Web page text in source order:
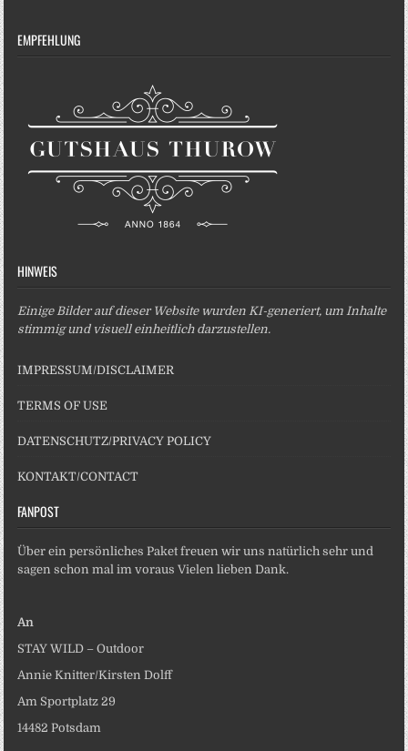
EMPFEHLUNG
HINWEIS
Einige Bilder auf dieser Website wurden KI-generiert, um Inhalte
stimmig und visuell einheitlich darzustellen.
IMPRESSUM/DISCLAIMER
TERMS OF USE
DATENSCHUTZ/PRIVACY POLICY
KONTAKT/CONTACT
FANPOST
Über ein persönliches Paket freuen wir uns natürlich sehr und
sagen schon mal im voraus Vielen lieben Dank.
An
STAY WILD – Outdoor
Annie Knitter/Kirsten Dolff
Am Sportplatz 29
14482 Potsdam